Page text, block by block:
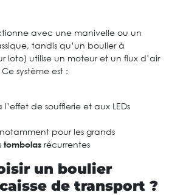
avec une manivelle ou un
tandis qu’un boulier à
loto) utilise un moteur et un flux d’air
système est :
l’effet de soufflerie et aux LEDs
notamment pour les grands
tombolas récurrentes
un boulier
de transport ?